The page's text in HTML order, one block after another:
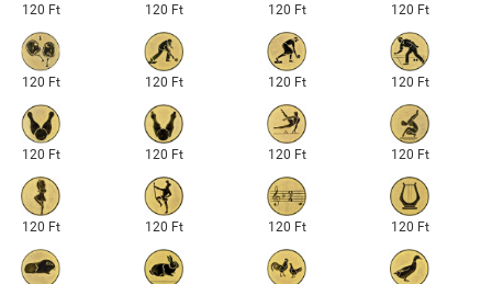
120 Ft 120 Ft 120 Ft 120 Ft
120 Ft 120 Ft 120 Ft 120 Ft
120 Ft 120 Ft 120 Ft 120 Ft
120 Ft 120 Ft 120 Ft 120 Ft